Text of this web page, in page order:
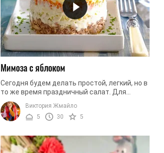
Мимоза с яблоком
Сегодня будем делать простой, легкий, но в
то же время праздничный салат. Для
приготовления этого салата не нужно
покупать дорогие ингредиенты или ...
Виктория Жмайло
5
30 5